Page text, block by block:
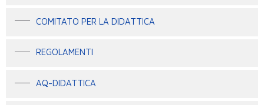
COMITATO PER LA DIDATTICA
REGOLAMENTI
AQ-DIDATTICA